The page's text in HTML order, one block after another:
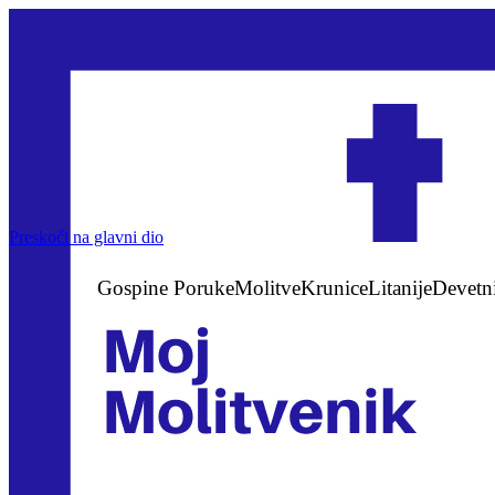
Preskoči na glavni dio
Gospine PorukeMolitveKruniceLitanije